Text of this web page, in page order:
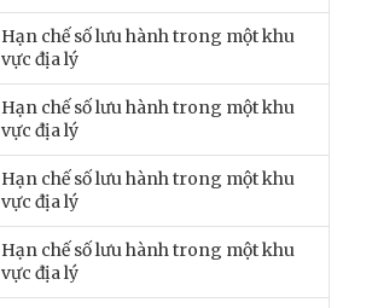
Hạn chế số lưu hành trong một khu
vực địa lý
Hạn chế số lưu hành trong một khu
vực địa lý
Hạn chế số lưu hành trong một khu
vực địa lý
Hạn chế số lưu hành trong một khu
vực địa lý